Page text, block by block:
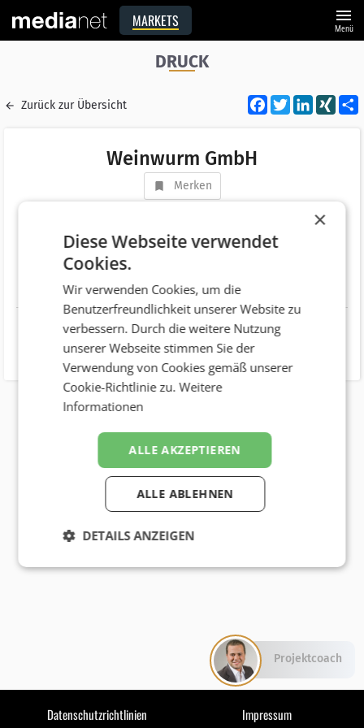
MARKETS menu
Menü
DRUCK
Zurück zur Übersicht Facebook
Twitter XING
Weinwurm GmbH
Merken
AT 2351 Wiener Neudorf
Telefonnummer +43 (2236) 60900-0
Website http://www.weinwurm.at
Datenschutzrichtlinien Impressum
×
Diese Webseite verwendet
Cookies.
Wir verwenden Cookies, um die
Benutzerfreundlichkeit unserer Website zu
verbessern. Durch die weitere Nutzung
unserer Webseite stimmen Sie der
Verwendung von Cookies gemäß unserer
Cookie-Richtlinie zu.Weitere
Informationen
ALLE AKZEPTIEREN
ALLE ABLEHNEN
DETAILS ANZEIGEN
Projektcoach